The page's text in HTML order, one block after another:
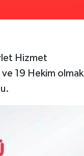
Hizmet
ve 19 Hekim olmak